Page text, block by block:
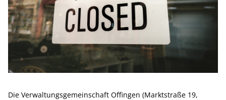
Die Verwaltungsgemeinschaft Offingen (Marktstraße 19,